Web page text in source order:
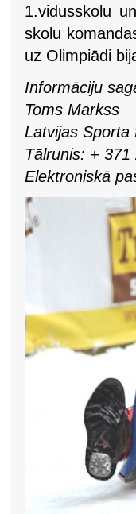
1.vidusskolu
skolu
uz Olimpiādi
Informāciju
Toms Markss
Latvijas Sporta
Tālrunis: + 371
Elektroniskā